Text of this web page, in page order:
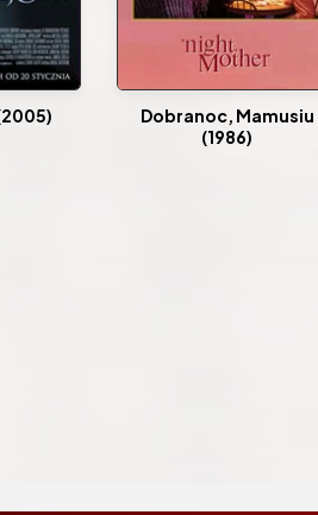
Dobranoc, Mamusiu
(1986)